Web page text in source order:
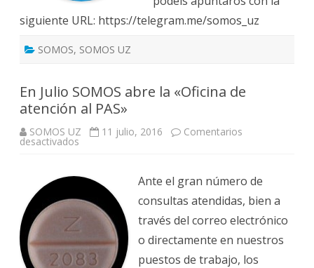
siguiente URL: https://telegram.me/somos_uz
SOMOS, SOMOS UZ
En Julio SOMOS abre la «Oficina de
atención al PAS»
SOMOS UZ 11 julio, 2016 Comentarios
desactivados
abre
«Oficina
atención
PAS»
Ante el gran número de
consultas atendidas, bien a
través del correo electrónico
o directamente en nuestros
puestos de trabajo, los